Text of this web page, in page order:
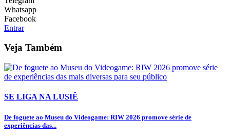
Whatsapp
Facebook
Entrar
Veja Também
SE LIGA NA LUSIÊ
De foguete ao Museu do Videogame: RIW 2026 promove série de
experiências das...